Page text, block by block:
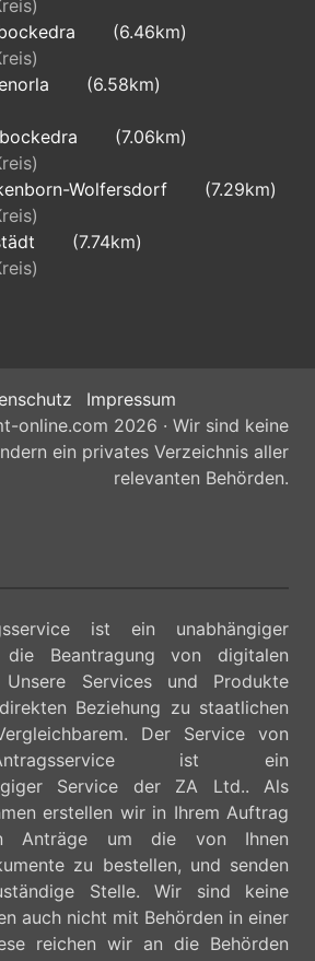
(6.46km)
(6.58km)
(7.06km)
Wolfersdorf
(7.29km)
(7.74km)
Impressum
online.com 2026 · Wir sind keine
ein privates Verzeichnis aller
relevanten Behörden.
ist ein unabhängiger
Beantragung von digitalen
Unsere Services und Produkte
Beziehung zu staatlichen
Der Service von
ist ein
Service der ZA Ltd.. Als
erstellen wir in Ihrem Auftrag
Anträge um die von Ihnen
zu bestellen, und senden
Stelle. Wir sind keine
auch nicht mit Behörden in einer
reichen wir an die Behörden